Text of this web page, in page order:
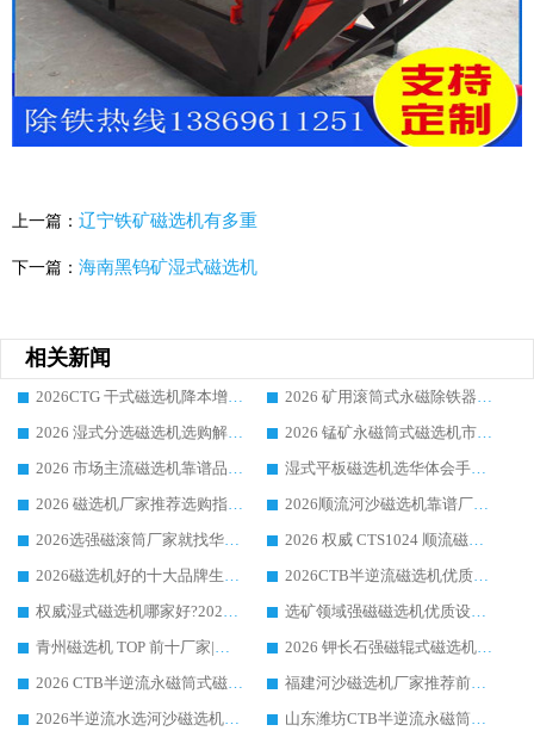
上一篇： 辽宁铁矿磁选机有多重
下一篇： 海南黑钨矿湿式磁选机
相关新闻
2026CTG 干式磁选机降本增效选购指南 选矿行业口碑稳定专业生产强者盘点
2026 矿用滚筒式永磁除铁器厂家榜单 行业实力派源头厂商选购干货指南
2026 湿式分选磁选机选购解析，华体会手机网页版-华体会(中国) 设备综合实力详解
2026 锰矿永磁筒式磁选机市场主流客户推荐生产厂家口碑精选
2026 市场主流磁选机靠谱品牌推荐 案例厂家华体会手机网页版-华体会(中国) 大众倾心之选
湿式平板磁选机选华体会手机网页版-华体会(中国) _2026靠谱厂家收获各地客户良好评价
2026 磁选机厂家推荐选购指南，实地走访参考华体会手机网页版-华体会(中国) 合作口碑表现
2026顺流河沙磁选机靠谱厂家推荐 华体会手机网页版-华体会(中国) 实力口碑精选
2026选强磁滚筒厂家就找华体会手机网页版-华体会(中国) _口碑过硬用料扎实_性价比优势突出
2026 权威 CTS1024 顺流磁选机精选生产厂家优质设备推荐
2026磁选机好的十大品牌生产厂家排名|华体会手机网页版-华体会(中国) 凭实力入磅
2026CTB半逆流磁选机优质厂家推荐：华体会手机网页版-华体会(中国) ，行业标杆生产厂家
权威湿式磁选机哪家好?2026 实测榜单出炉，潍坊华体会手机网页版-华体会(中国) 大厂实力领跑
选矿领域强磁磁选机优质设备推荐榜 TOP1：潍坊华体会手机网页版-华体会(中国) 凭实力出圈
青州磁选机 TOP 前十厂家|靠谱品牌怎么选?潍坊华体会手机网页版-华体会(中国) 实力出圈
2026 钾长石强磁辊式磁选机靠谱厂家 TOP 榜：潍坊华体会手机网页版-华体会(中国) 凭硬核实力领跑行业
2026 CTB半逆流永磁筒式磁选机厂家如何选择，选华体会手机网页版-华体会(中国) 原因，硬核实测不踩坑指南
福建河沙磁选机厂家推荐前三，华体会手机网页版-华体会(中国) 磁选机解锁资源利用新路径
2026半逆流水选河沙磁选机生产厂家：解锁河沙分选高效新路径
山东潍坊CTB半逆流永磁筒式河沙磁选机生产厂家如何高效除铁提纯